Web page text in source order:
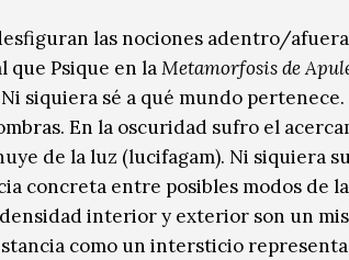
las nociones adentro/
Psique en laMetamorfosis de
siquiera sé a qué mundo
En la oscuridad sufro el
de la luz (lucifagam). Ni siquiera
concreta entre posibles modos de
interior y exterior son un
como un intersticio